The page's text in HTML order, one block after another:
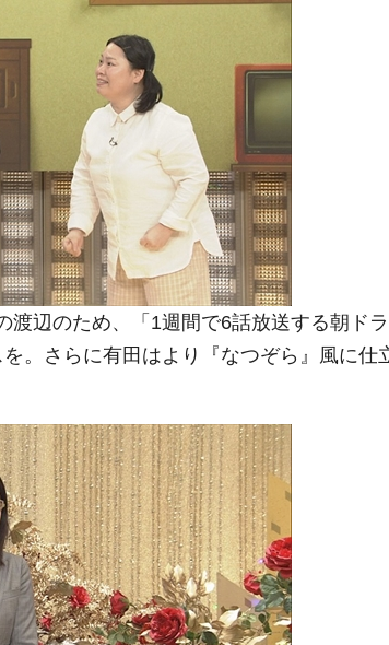
辺のため、「1週間で6話放送する朝ドラ
。さらに有田はより『なつぞら』風に仕